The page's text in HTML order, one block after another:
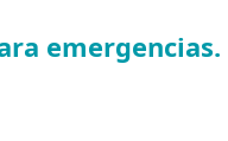
emergencias.